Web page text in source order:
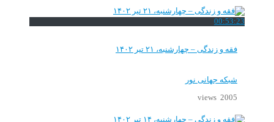
00:53:23
فقه و زندگی – چهارشنبه، ۲۱ تیر ۱۴۰۲
شبکه جهانی نور
2005 views